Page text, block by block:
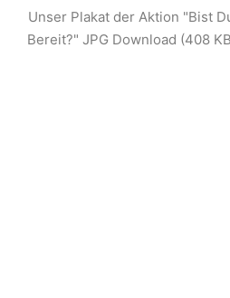
Unser Plakat der Aktion "Bist
Bereit?" JPG Download (408